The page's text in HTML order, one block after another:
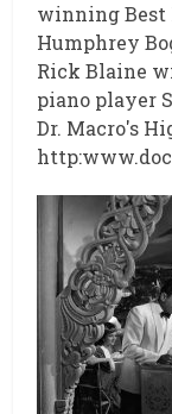
winning Best
Humphrey
Rick Blaine
piano player
Dr. Macro's